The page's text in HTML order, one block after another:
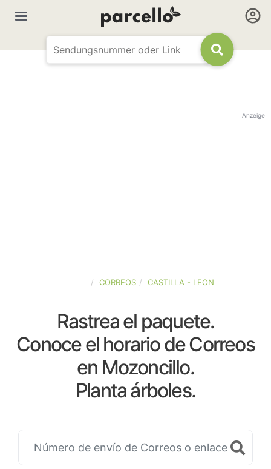
Anzeige
CORREOS CASTILLA - LEON
Rastrea el paquete.
Conoce el horario de Correos
en Mozoncillo.
Planta árboles.